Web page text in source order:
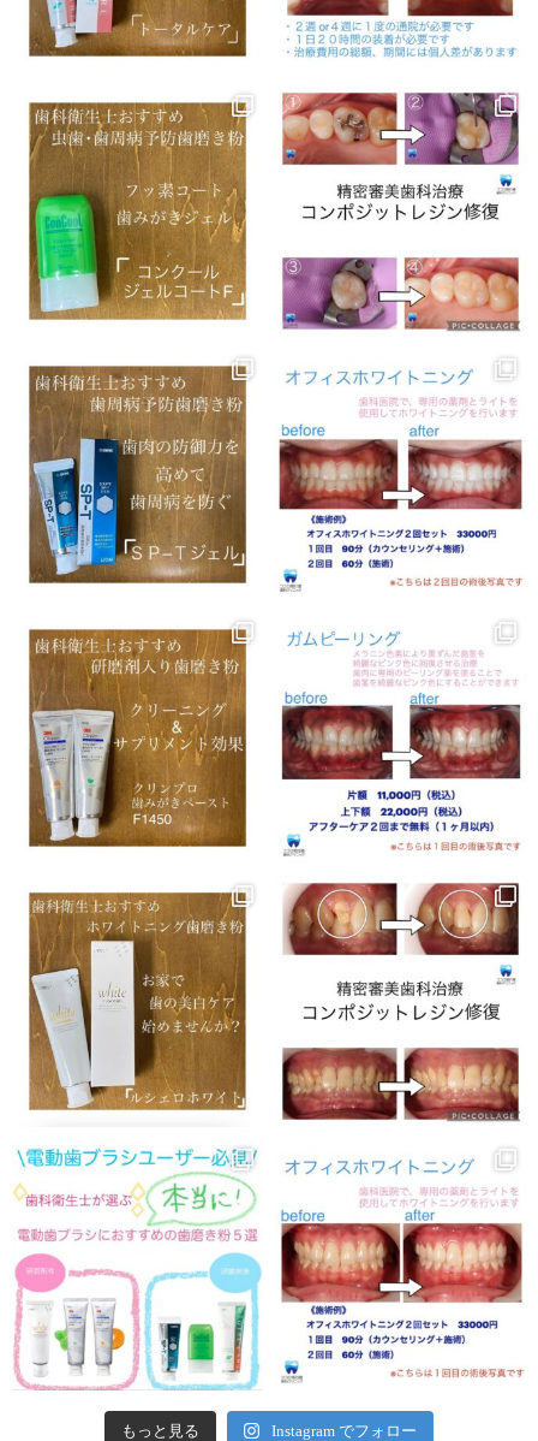
もっと見る Instagram でフォロー